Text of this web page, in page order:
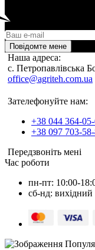
Повідомте мене
Наша адреса:
c. Петропавлівська
office@agriteh.com.ua
Зателефонуйте нам:
+38 044 364-
+38 097 703-
Передзвоніть мені
Час роботи
пн-пт: 10:00-
сб-нд: вихідний